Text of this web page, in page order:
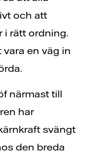
och att
i rätt ordning.
en väg in
närmast till
har
svängt
den breda